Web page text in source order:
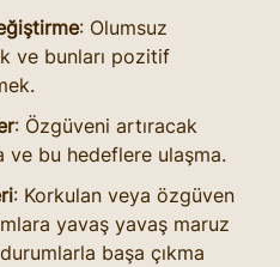
: Olumsuz
ve bunları pozitif
: Özgüveni artıracak
bu hedeflere ulaşma.
: Korkulan veya özgüven
yavaş yavaş maruz
başa çıkma